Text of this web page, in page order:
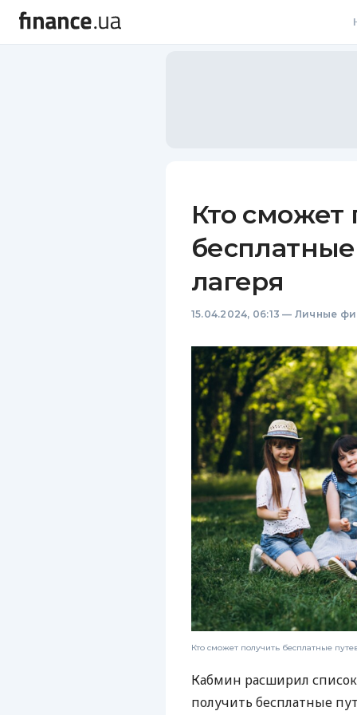
Кто сможет
лагеря
15.04.2024, 06:13 — Личные
Кто сможет получить бесплатные
Кабмин расширил
получить бесплатные